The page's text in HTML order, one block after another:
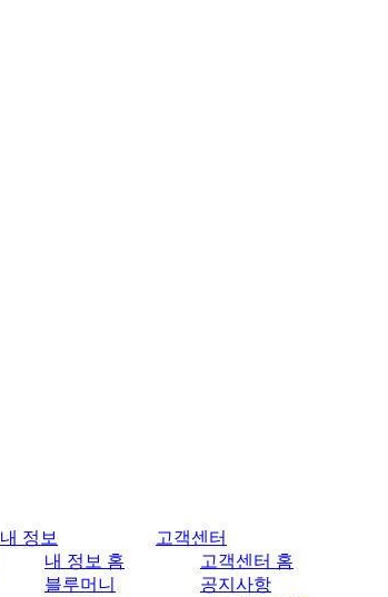
내 정보
내 정보 홈
블루머니
고객센터
고객센터 홈
공지사항